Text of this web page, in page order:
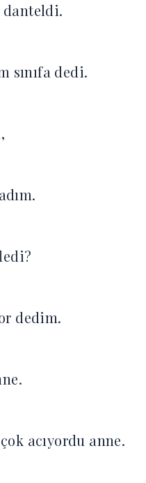
danteldi.
sınıfa dedi.
dedim.
acıyordu anne.